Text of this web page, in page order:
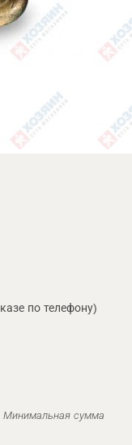
по телефону)
Минимальная сумма